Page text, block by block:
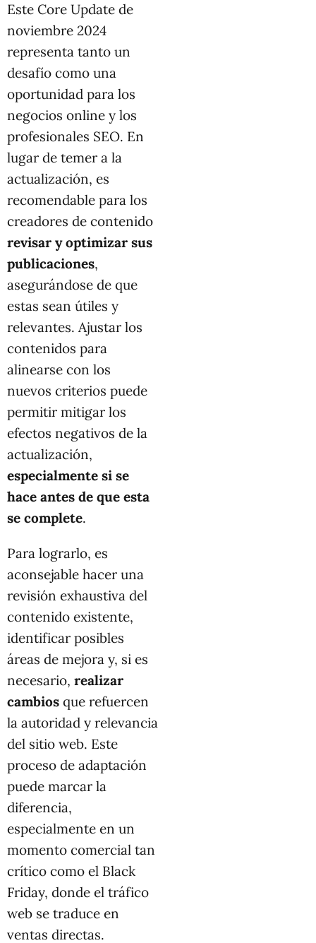
Este Core Update de
noviembre 2024
representa tanto un
desafío como una
oportunidad para los
negocios online y los
profesionales SEO. En
lugar de temer a la
actualización, es
recomendable para los
creadores de contenido
revisar y optimizar sus
publicaciones,
asegurándose de que
estas sean útiles y
relevantes. Ajustar los
contenidos para
alinearse con los
nuevos criterios puede
permitir mitigar los
efectos negativos de la
actualización,
especialmente si se
hace antes de que esta
se complete.
Para lograrlo, es
aconsejable hacer una
revisión exhaustiva del
contenido existente,
identificar posibles
áreas de mejora y, si es
necesario, realizar
cambios que refuercen
la autoridad y relevancia
del sitio web. Este
proceso de adaptación
puede marcar la
diferencia,
especialmente en un
momento comercial tan
crítico como el Black
Friday, donde el tráfico
web se traduce en
ventas directas.